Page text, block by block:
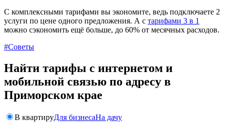
С комплексными тарифами вы экономите, ведь подключаете 2
услуги по цене одного предложения. А с тарифами 3 в 1
можно сэкономить ещё больше, до 60% от месячных расходов.
#Советы
Найти тарифы с интернетом и
мобильной связью по адресу в
Приморском крае
В квартируДля бизнесаНа дачу